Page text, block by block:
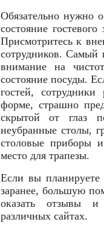
Обязательно нужно
состояние
Присмотритесь к
сотрудников. Самый
внимание на
состояние посуды.
гостей,
форме, страшно
скрытой от глаз
неубранные столы,
столовые приборы
место для трапезы.
Если вы
заранее, большую
оказать отзывы и
различных сайтах.